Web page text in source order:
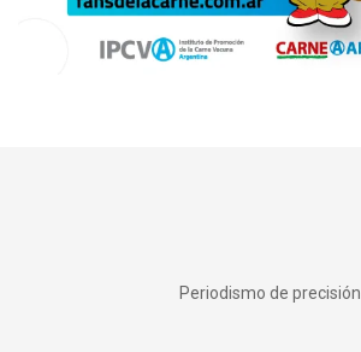
Periodismo de precisión